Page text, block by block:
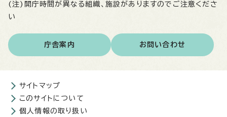
(注)開庁時間が異なる組織、施設がありますのでご注意くださ
い
庁舎案内 お問い合わせ
サイトマップ
このサイトについて
個人情報の取り扱い